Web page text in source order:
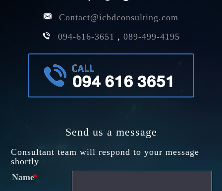
Contact@icbdconsulting.com
094-616-3651 , 089-499-4195
Send us a message
Consultant team will respond to your message
shortly
Name